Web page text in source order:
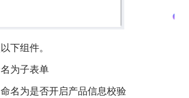
下组件。
名为子表单
名为是否开启产品信息校验